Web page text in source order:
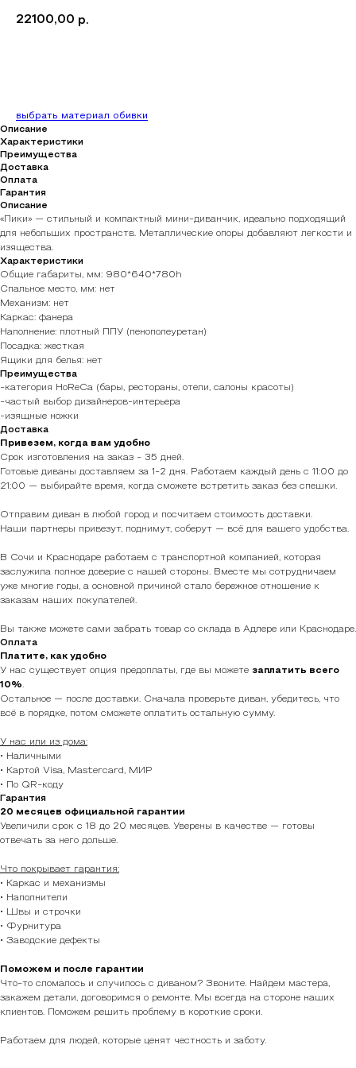
22100,00 р.
выбрать материал обивки
Описание
Характеристики
Преимущества
Доставка
Оплата
Гарантия
Описание
«Пики» — стильный и компактный мини-диванчик, идеально подходящий
для небольших пространств. Металлические опоры добавляют легкости и
изящества.
Характеристики
Общие габариты, мм: 980*640*780h
Спальное место, мм: нет
Механизм: нет
Каркас: фанера
Наполнение: плотный ППУ (пенополеуретан)
Посадка: жесткая
Ящики для белья: нет
Преимущества
-категория HoReCa (бары, рестораны, отели, салоны красоты)
-частый выбор дизайнеров-интерьера
-изящные ножки
Доставка
Привезем, когда вам удобно
Срок изготовления на заказ - 35 дней.
Готовые диваны доставляем за 1-2 дня. Работаем каждый день с 11:00 до
21:00 — выбирайте время, когда сможете встретить заказ без спешки.
Отправим диван в любой город и посчитаем стоимость доставки.
Наши партнеры привезут, поднимут, соберут — всё для вашего удобства.
В Сочи и Краснодаре работаем с транспортной компанией, которая
заслужила полное доверие с нашей стороны. Вместе мы сотрудничаем
уже многие годы, а основной причиной стало бережное отношение к
заказам наших покупателей.
Вы также можете сами забрать товар со склада в Адлере или Краснодаре.
Оплата
Платите, как удобно
У нас существует опция предоплаты, где вы можете заплатить всего
10%
Остальное — после доставки. Сначала проверьте диван, убедитесь, что
всё в порядке, потом сможете оплатить остальную сумму.
У нас или из дома:
• Наличными
• Картой Visa, Mastercard, МИР
• По QR-коду
Гарантия
20 месяцев официальной гарантии
Увеличили срок с 18 до 20 месяцев. Уверены в качестве — готовы
отвечать за него дольше.
Что покрывает гарантия:
• Каркас и механизмы
• Наполнители
• Швы и строчки
• Фурнитура
• Заводские дефекты
Поможем и после гарантии
Что-то сломалось и случилось с диваном? Звоните. Найдем мастера,
закажем детали, договоримся о ремонте. Мы всегда на стороне наших
клиентов. Поможем решить проблему в короткие сроки.
Работаем для людей, которые ценят честность и заботу.